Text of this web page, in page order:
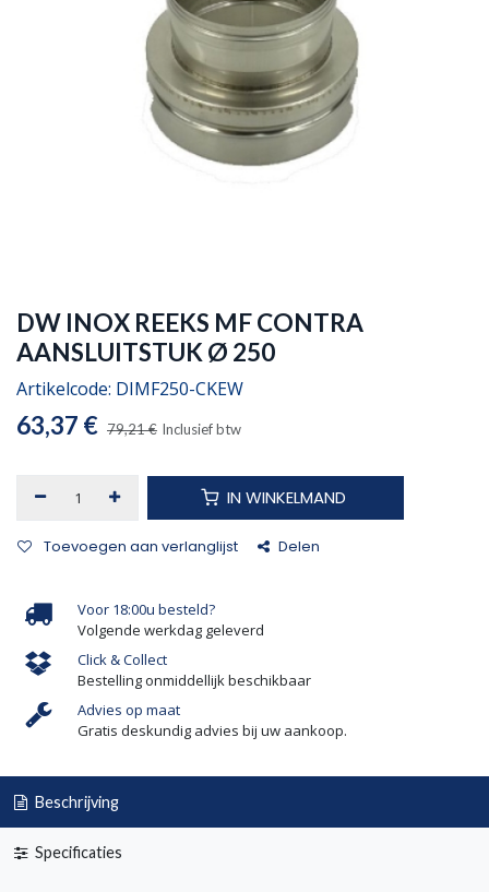
DW INOX REEKS MF CONTRA
AANSLUITSTUK Ø 250
Artikelcode: DIMF250-CKEW
63,37 € 79,21€ Inclusief btw
IN WINKELMAND
Toevoegen aan verlanglijst Delen
Voor 18:00u besteld?
Volgende werkdag geleverd
Click & Collect
Bestelling onmiddellijk beschikbaar
Advies op maat
Gratis deskundig advies bij uw aankoop.
Beschrijving
Specificaties